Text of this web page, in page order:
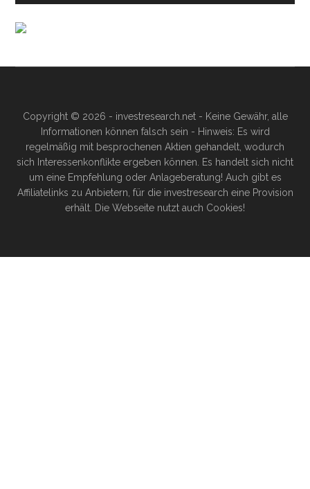
Copyright © 2026 - investresearch.net - Keine Gewähr, alle
Informationen können falsch sein - Hinweis: Es wird
regelmäßig mit besprochenen Aktien gehandelt, wodurch
sich Interessenkonflikte ergeben können. Es handelt sich nicht
um eine Empfehlung oder Anlageberatung! Auch gibt es
Affiliatelinks zu Anbietern, für die investresearch eine Provision
erhält. Die Webseite nutzt auch Cookies!